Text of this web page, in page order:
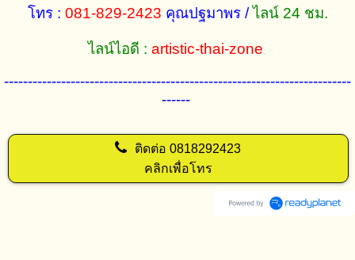
โทร : 081-829-2423 คุณปฐมาพร /ไลน์ 24 ชม.
ไลน์ไอดี : artistic-thai-zone
-------------------------------------------------------------------------
------
ติดต่อ0818292423
คลิกเพื่อโทร